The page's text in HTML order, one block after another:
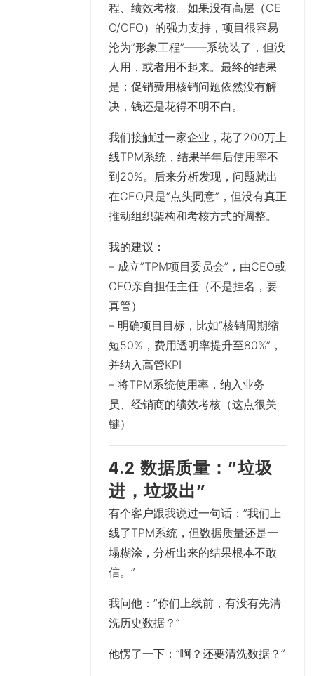
程、绩效考核。如果没有高层（CE
O/CFO）的强力支持，项目很容易
沦为”形象工程”——系统装了，但没
人用，或者用不起来。最终的结果
是：促销费用核销问题依然没有解
决，钱还是花得不明不白。
我们接触过一家企业，花了200万上
线TPM系统，结果半年后使用率不
到20%。后来分析发现，问题就出
在CEO只是”点头同意”，但没有真正
推动组织架构和考核方式的调整。
我的建议 ：
– 成立”TPM项目委员会”，由CEO或
CFO亲自担任主任（不是挂名，要
真管）
– 明确项目目标，比如”核销周期缩
短50%，费用透明率提升至80%”，
并纳入高管KPI
– 将TPM系统使用率，纳入业务
员、经销商的绩效考核（这点很关
键）
4.2 数据质量：”垃圾
进，垃圾出”
有个客户跟我说过一句话：”我们上
线了TPM系统，但数据质量还是一
塌糊涂，分析出来的结果根本不敢
信。”
我问他：”你们上线前，有没有先清
洗历史数据？”
他愣了一下：”啊？还要清洗数据？”